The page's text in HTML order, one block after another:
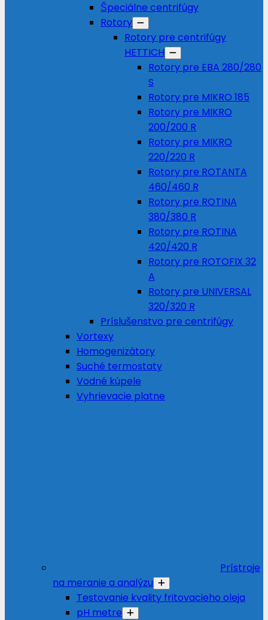
Špeciálne centrifúgy
Rotory
Rotory pre centrifúgy
HETTICH
Rotory pre EBA 280/280
S
Rotory pre MIKRO 185
Rotory pre MIKRO
200/200 R
Rotory pre MIKRO
220/220 R
Rotory pre ROTANTA
460/460 R
Rotory pre ROTINA
380/380 R
Rotory pre ROTINA
420/420 R
Rotory pre ROTOFIX 32
A
Rotory pre UNIVERSAL
320/320 R
Príslušenstvo pre centrifúgy
Vortexy
Homogenizátory
Suché termostaty
Vodné kúpele
Vyhrievacie platne
Prístroje
na meranie a analýzu
Testovanie kvality fritovacieho oleja
pH metre